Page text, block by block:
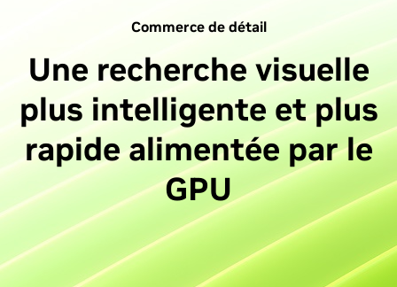
Commerce de détail
Une recherche visuelle
plus intelligente et plus
rapide alimentée par le
GPU